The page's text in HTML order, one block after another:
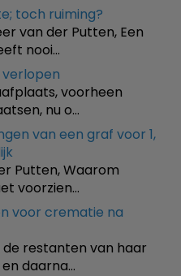
toch ruiming?
van der Putten, Een
nooi…
voorheen
nu o…
van een graf voor 1,
Putten, Waarom
voorzien…
voor crematie na
restanten van haar
daarna…